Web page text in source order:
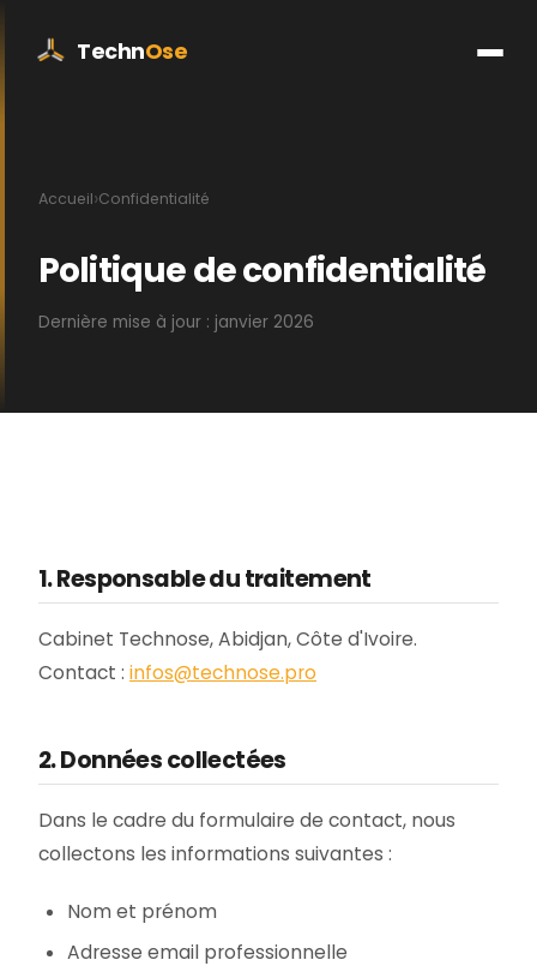
TechnOse
Accueil›Confidentialité
Politique de confidentialité
Dernière mise à jour : janvier 2026
1. Responsable du traitement
Cabinet Technose, Abidjan, Côte d'Ivoire.
Contact : infos@technose.pro
2. Données collectées
Dans le cadre du formulaire de contact, nous
collectons les informations suivantes :
Nom et prénom
Adresse email professionnelle